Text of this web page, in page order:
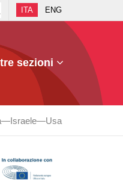
ITA ENG
sezioni
Israele Usa